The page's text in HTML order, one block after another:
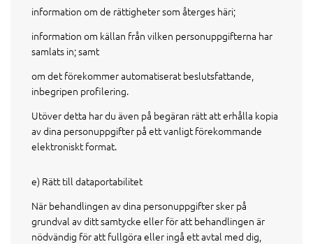
information om de rättigheter som återges häri;
information om källan från vilken personuppgifterna har
samlats in; samt
om det förekommer automatiserat beslutsfattande,
inbegripen profilering.
Utöver detta har du även på begäran rätt att erhålla kopia
av dina personuppgifter på ett vanligt förekommande
elektroniskt format.
e) Rätt till dataportabilitet
När behandlingen av dina personuppgifter sker på
grundval av ditt samtycke eller för att behandlingen är
nödvändig för att fullgöra eller ingå ett avtal med dig,